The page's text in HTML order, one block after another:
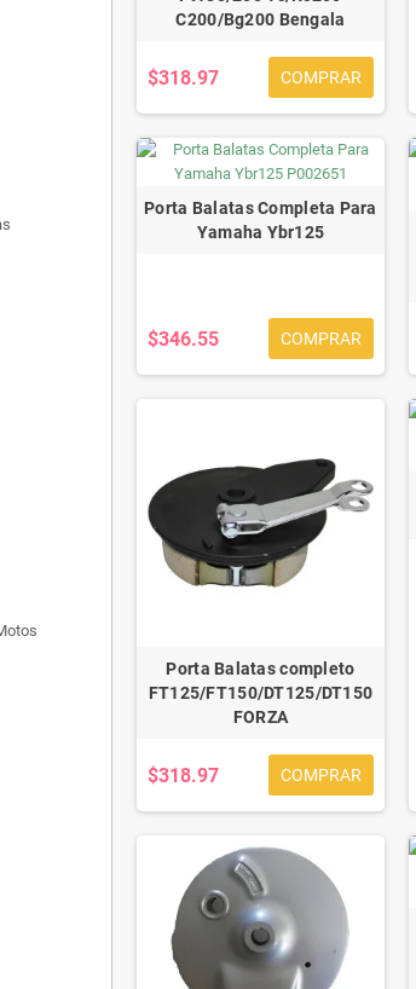
C200/Bg200 Bengala
$318.97 COMPRAR
Porta Balatas Completa Para
Yamaha Ybr125
$346.55 COMPRAR
Porta Balatas completo
FT125/FT150/DT125/DT150
FORZA
$318.97 COMPRAR